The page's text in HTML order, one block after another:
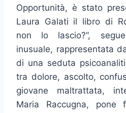
Opportunità, è stato
Laura Galati il libro di
non lo lascio?”,
inusuale, rappresentata
di una seduta
tra dolore, ascolto,
giovane maltrattata,
Maria Raccugna, pone